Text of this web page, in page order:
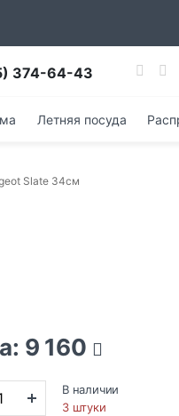
374-64-43
Летняя посуда
Slate 34см
9 160
В наличии
3 штуки